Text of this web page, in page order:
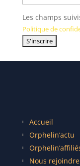
Les champs
Politique de
Accueil
Orphelin’actu
Nous